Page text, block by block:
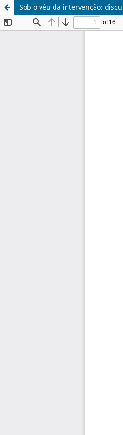
Sob o véu da intervenção: